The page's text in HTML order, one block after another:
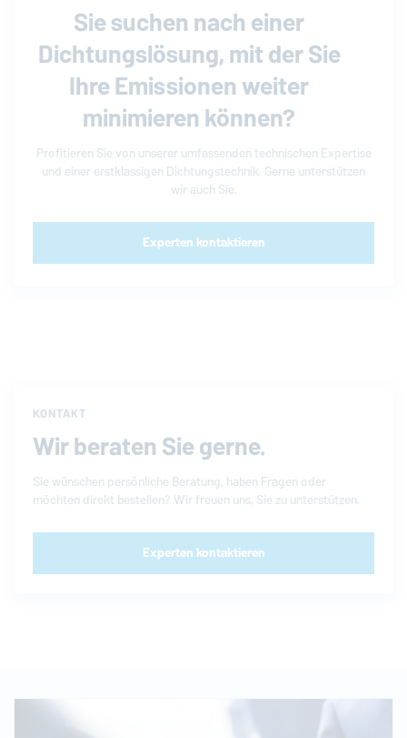
Sie suchen nach einer
Dichtungslösung, mit der Sie
Ihre Emissionen weiter
minimieren können?
Profitieren Sie von unserer umfassenden technischen Expertise
und einer erstklassigen Dichtungstechnik. Gerne unterstützen
wir auch Sie.
Experten kontaktieren
KONTAKT
Wir beraten Sie gerne.
Sie wünschen persönliche Beratung, haben Fragen oder
möchten direkt bestellen? Wir freuen uns, Sie zu unterstützen.
Experten kontaktieren